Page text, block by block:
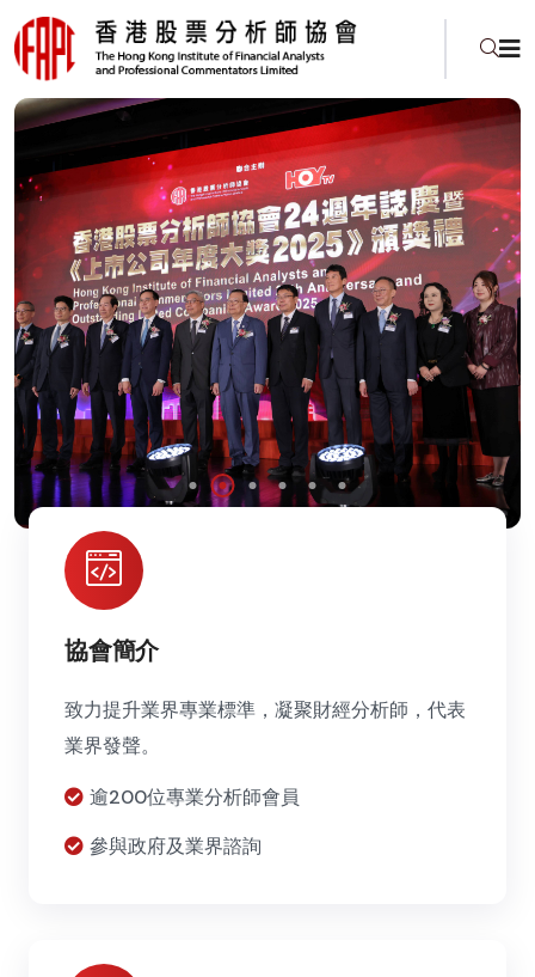
協會簡介
致力提升業界專業標準，凝聚財經分析師，代表
業界發聲。
逾200位專業分析師會員
參與政府及業界諮詢